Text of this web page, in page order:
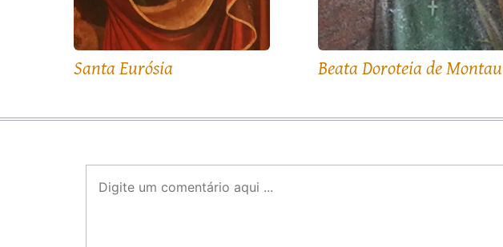
Santa Eurósia Beata Doroteia de Montau